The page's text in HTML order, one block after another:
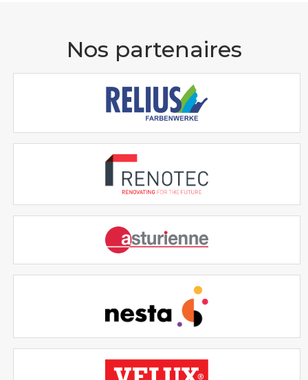
Nos partenaires